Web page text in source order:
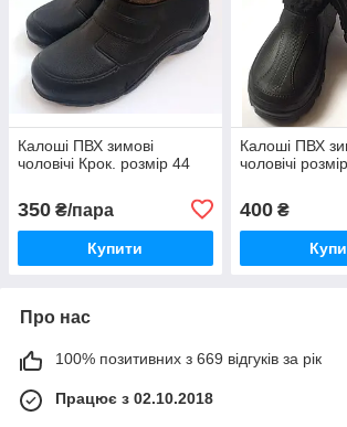
Калоші ПВХ зимові
чоловічі Крок. розмір 44
350 ₴/пара
Купити
Калоші ПВХ
чоловічі
400₴
Про нас
100% позитивних з 669 відгуків за рік
Працює з 02.10.2018